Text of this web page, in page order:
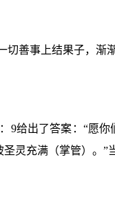
善事上结果子，
给出了答案：“愿
灵充满（掌管）